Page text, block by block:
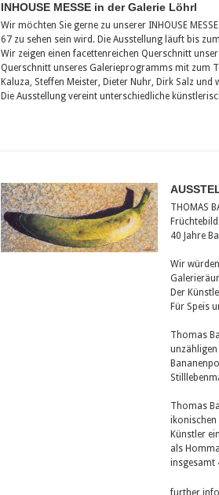
INHOUSE MESSE in der Galerie Löhrl
Wir möchten Sie gerne zu unserer INHOUSE
67 zu sehen sein wird. Die Ausstellung läuft bis
Wir zeigen einen facettenreichen Querschnitt
Querschnitt unseres Galerieprogramms mit zum
Kaluza, Steffen Meister, Dieter Nuhr, Dirk Salz und
Die Ausstellung vereint unterschiedliche
THOMAS
40 Jahre
Wir
Der
Für Speis
Thomas
Thomas
ikonischen
Künstler
als
insgesamt
further